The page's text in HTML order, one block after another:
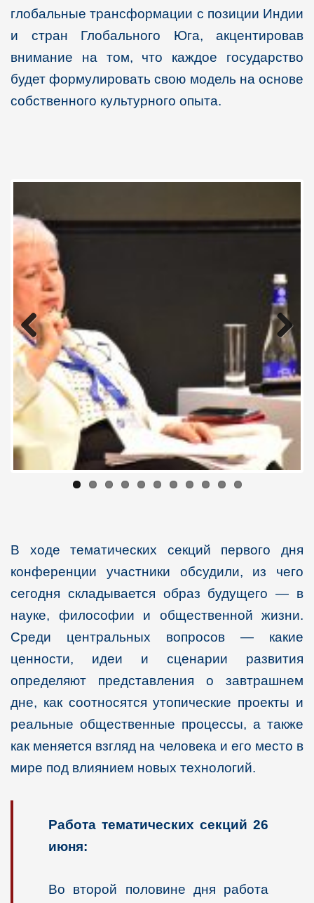
глобальные трансформации с позиции Индии
и стран Глобального Юга, акцентировав
внимание на том, что каждое государство
будет формулировать свою модель на основе
собственного культурного опыта.
Previous Next
В ходе тематических секций первого дня
конференции участники обсудили, из чего
сегодня складывается образ будущего — в
науке, философии и общественной жизни.
Среди центральных вопросов — какие
ценности, идеи и сценарии развития
определяют представления о завтрашнем
дне, как соотносятся утопические проекты и
реальные общественные процессы, а также
как меняется взгляд на человека и его место в
мире под влиянием новых технологий.
Работа тематических секций 26
июня:
Во второй половине дня работа